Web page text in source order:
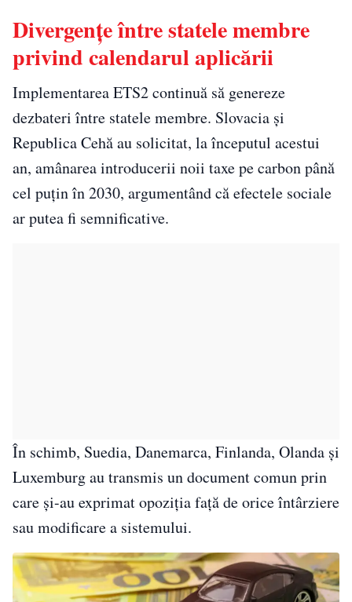
Divergențe între statele membre
privind calendarul aplicării
Implementarea ETS2 continuă să genereze
dezbateri între statele membre. Slovacia și
Republica Cehă au solicitat, la începutul acestui
an, amânarea introducerii noii taxe pe carbon până
cel puțin în 2030, argumentând că efectele sociale
ar putea fi semnificative.
În schimb, Suedia, Danemarca, Finlanda, Olanda și
Luxemburg au transmis un document comun prin
care și-au exprimat opoziția față de orice întârziere
sau modificare a sistemului.